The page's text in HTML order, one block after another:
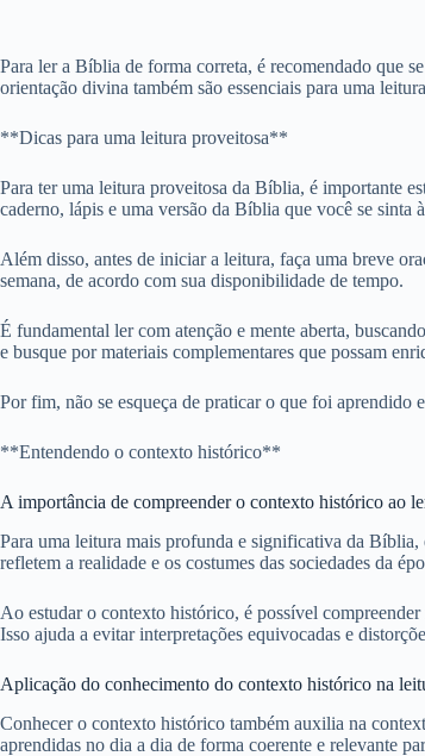
Para ler a Bíblia de forma correta, é recomendado que
orientação divina também são essenciais para uma
**Dicas para uma leitura proveitosa**
Para ter uma leitura proveitosa da Bíblia, é importante
caderno, lápis e uma versão da Bíblia que você se sinta
Além disso, antes de iniciar a leitura, faça uma breve
semana, de acordo com sua disponibilidade de tempo.
É fundamental ler com atenção e mente aberta,
e busque por materiais complementares que possam
Por fim, não se esqueça de praticar o que foi aprendido
**Entendendo o contexto histórico**
A importância de compreender o contexto histórico ao
Para uma leitura mais profunda e significativa da
refletem a realidade e os costumes das sociedades da
Ao estudar o contexto histórico, é possível
Isso ajuda a evitar interpretações equivocadas e
Aplicação do conhecimento do contexto histórico na
Conhecer o contexto histórico também auxilia na
aprendidas no dia a dia de forma coerente e relevante